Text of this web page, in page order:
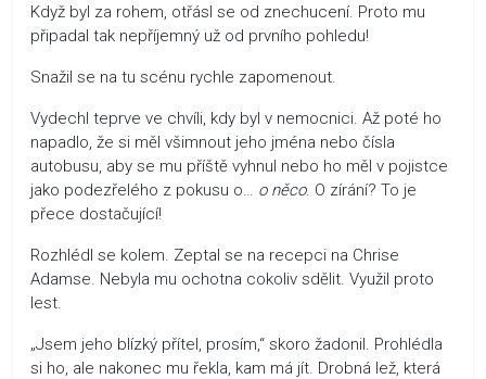
Když byl za rohem, otřásl se od znechucení. Proto mu
připadal tak nepříjemný už od prvního pohledu!
Snažil se na tu scénu rychle zapomenout.
Vydechl teprve ve chvíli, kdy byl v nemocnici. Až poté ho
napadlo, že si měl všimnout jeho jména nebo čísla
autobusu, aby se mu příště vyhnul nebo ho měl v pojistce
jako podezřelého z pokusu o… o něco. O zírání? To je
přece dostačující!
Rozhlédl se kolem. Zeptal se na recepci na Chrise
Adamse. Nebyla mu ochotna cokoliv sdělit. Využil proto
lest.
„Jsem jeho blízký přítel, prosím,“ skoro žadonil. Prohlédla
si ho, ale nakonec mu řekla, kam má jít. Drobná lež, která